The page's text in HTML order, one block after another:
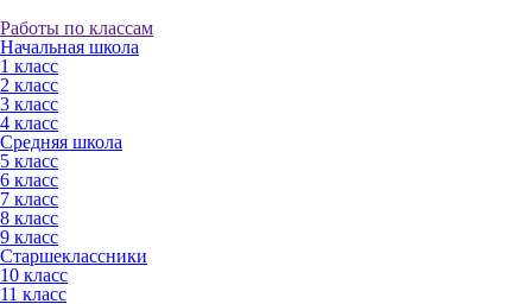
Работы по классам
Начальная школа
1 класс
2 класс
3 класс
4 класс
Средняя школа
5 класс
6 класс
7 класс
8 класс
9 класс
Старшеклассники
10 класс
11 класс